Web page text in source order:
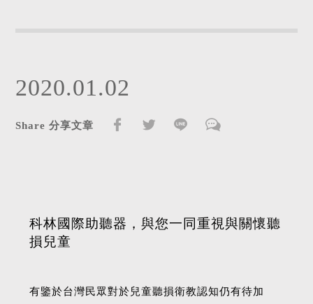
2020.01.02
Share 分享文章
科林國際助聽器，與您一同重視與關懷聽
損兒童
有鑒於台灣民眾對於兒童聽損衛教認知仍有待加